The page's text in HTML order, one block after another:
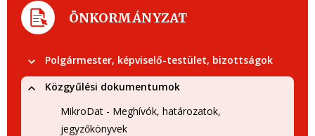
ÖNKORMÁNYZAT
Polgármester, képviselő-testület, bizottságok
Közgyűlési dokumentumok
MikroDat - Meghívók, határozatok,
jegyzőkönyvek